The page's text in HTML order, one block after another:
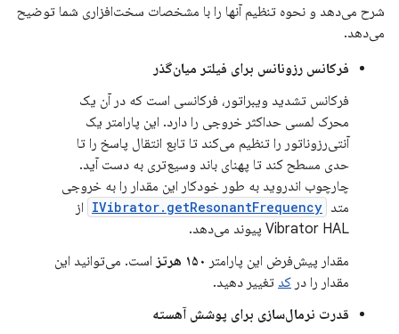
شرح می‌دهد و نحوه تنظیم آنها را با مشخصات سخت‌افزاری شما توضیح
می‌دهد.
فرکانس رزونانس برای فیلتر میان‌گذر
فرکانس تشدید ویبراتور، فرکانسی است که در آن یک
محرک لمسی حداکثر خروجی را دارد. این پارامتر یک
آنتی‌رزوناتور را تنظیم می‌کند تا تابع انتقال پاسخ را تا
حدی مسطح کند تا پهنای باند وسیع‌تری به دست آید.
چارچوب اندروید به طور خودکار این مقدار را به خروجی
متد IVibrator.getResonantFrequency از
Vibrator HAL پیوند می‌دهد.
مقدار پیش‌فرض این پارامتر ۱۵۰ هرتز
است. می‌توانید این
مقدار را در کد تغییر دهید.
قدرت نرمال‌سازی برای پوشش آهسته